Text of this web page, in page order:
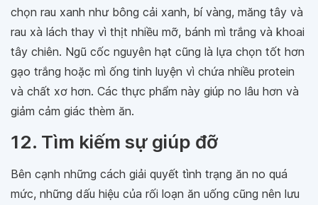
chọn rau xanh như bông cải xanh, bí vàng, măng tây và
rau xà lách thay vì thịt nhiều mỡ, bánh mì trắng và khoai
tây chiên. Ngũ cốc nguyên hạt cũng là lựa chọn tốt hơn
gạo trắng hoặc mì ống tinh luyện vì chứa nhiều protein
và chất xơ hơn. Các thực phẩm này giúp no lâu hơn và
giảm cảm giác thèm ăn.
12. Tìm kiếm sự giúp đỡ
Bên cạnh những cách giải quyết tình trạng ăn no quá
mức, những dấu hiệu của rối loạn ăn uống cũng nên lưu